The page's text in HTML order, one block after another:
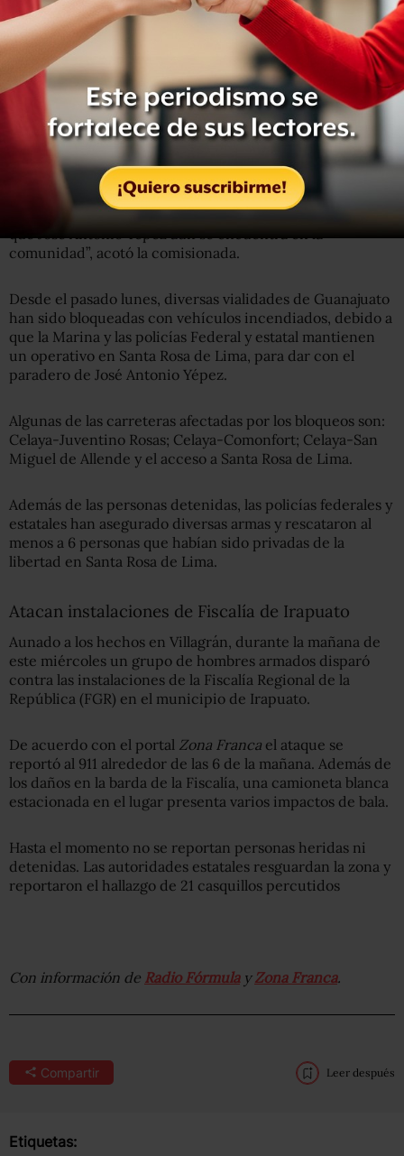
agregó, se encuentra una red de túneles cuya operación
se explicará conforme avance la investigación.
En cuanto a los bloqueos de vialidades y carreteras que
conectan con otros municipios, Sophía Huett comentó
que se dan en puntos estratégicos y que no afectan la
economía o el turismo del estado.
“El hecho de que estos bloqueos se den en puntos clave
de Villagrán o vialidades estatales que comunican con
otras comunidades como Comonfort, nos hacen pensar
que José Antonio Yépez aún se encuentra en la
comunidad”, acotó la comisionada.
Desde el pasado lunes, diversas vialidades de Guanajuato
han sido bloqueadas con vehículos incendiados, debido a
que la Marina y las policías Federal y estatal mantienen
un operativo en Santa Rosa de Lima, para dar con el
paradero de José Antonio Yépez.
Algunas de las carreteras afectadas por los bloqueos son:
Celaya-Juventino Rosas; Celaya-Comonfort; Celaya-San
Miguel de Allende y el acceso a Santa Rosa de Lima.
Además de las personas detenidas, las policías federales y
estatales han asegurado diversas armas y rescataron al
menos a 6 personas que habían sido privadas de la
libertad en Santa Rosa de Lima.
Atacan instalaciones de Fiscalía de Irapuato
Aunado a los hechos en Villagrán, durante la mañana de
este miércoles un grupo de hombres armados disparó
contra las instalaciones de la Fiscalía Regional de la
República (FGR) en el municipio de Irapuato.
De acuerdo con el portal Zona Franca el ataque se
reportó al 911 alrededor de las 6 de la mañana. Además de
los daños en la barda de la Fiscalía, una camioneta blanca
estacionada en el lugar presenta varios impactos de bala.
Hasta el momento no se reportan personas heridas ni
detenidas. Las autoridades estatales resguardan la zona y
reportaron el hallazgo de 21 casquillos percutidos
Con información de Radio FórmulayZona Franca.
Compartir Leer después
Etiquetas: